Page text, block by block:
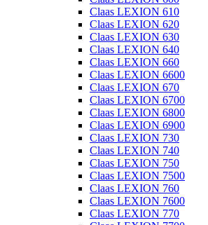
Claas LEXION 610
Claas LEXION 620
Claas LEXION 630
Claas LEXION 640
Claas LEXION 660
Claas LEXION 6600
Claas LEXION 670
Claas LEXION 6700
Claas LEXION 6800
Claas LEXION 6900
Claas LEXION 730
Claas LEXION 740
Claas LEXION 750
Claas LEXION 7500
Claas LEXION 760
Claas LEXION 7600
Claas LEXION 770